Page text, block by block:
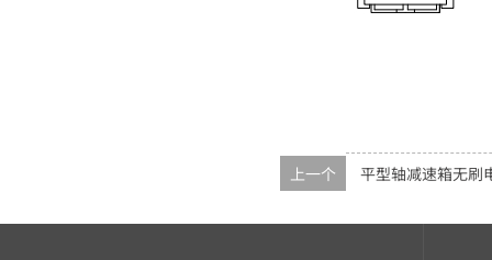
上一个 平型轴减速箱无刷